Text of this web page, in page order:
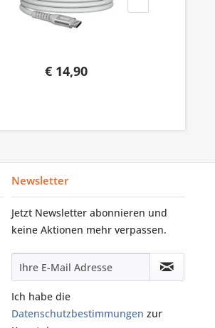
€ 14,90
Newsletter
Jetzt Newsletter abonnieren und
keine Aktionen mehr verpassen.
Ich habe die
Datenschutzbestimmungen zur